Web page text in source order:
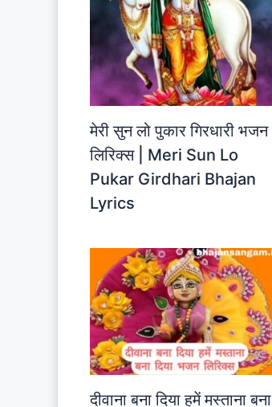
मेरी सुन लो पुकार गिरधारी भजन
लिरिक्स | Meri Sun Lo
Pukar Girdhari Bhajan
Lyrics
दीवाना बना दिया हमें मस्ताना बना